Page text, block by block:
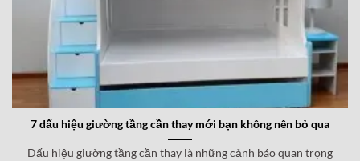
7 dấu hiệu giường tầng cần thay mới bạn không nên bỏ qua
Dấu hiệu giường tầng cần thay là những cảnh báo quan trọng